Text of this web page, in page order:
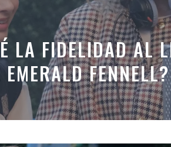
LA FIDELIDAD AL
FENNELL?